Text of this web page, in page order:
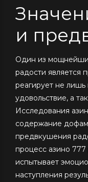
и
Один из
радости является
реагирует не
удовольствие, а
Исследования
содержание
предвкушения
процесс азино 777
испытывает
наступления